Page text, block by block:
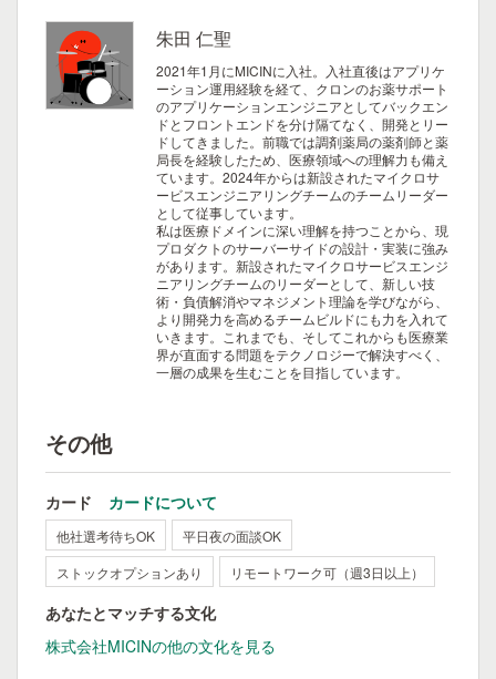
朱田 仁聖
2021年1月にMICINに入社。入社直後はアプリケ
ーション運用経験を経て、クロンのお薬サポート
のアプリケーションエンジニアとしてバックエン
ドとフロントエンドを分け隔てなく、開発とリー
ドしてきました。前職では調剤薬局の薬剤師と薬
局長を経験したため、医療領域への理解力も備え
ています。2024年からは新設されたマイクロサ
ービスエンジニアリングチームのチームリーダー
として従事しています。
私は医療ドメインに深い理解を持つことから、現
プロダクトのサーバーサイドの設計・実装に強み
があります。新設されたマイクロサービスエンジ
ニアリングチームのリーダーとして、新しい技
術・負債解消やマネジメント理論を学びながら、
より開発力を高めるチームビルドにも力を入れて
いきます。これまでも、そしてこれからも医療業
界が直面する問題をテクノロジーで解決すべく、
一層の成果を生むことを目指しています。
その他
カード カードについて
他社選考待ちOK
平日夜の面談OK
ストックオプションあり
リモートワーク可（週3日以上）
あなたとマッチする文化
株式会社MICINの他の文化を見る